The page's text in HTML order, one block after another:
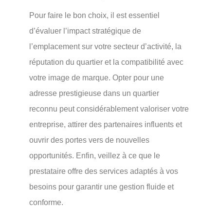
Pour faire le bon choix, il est essentiel
d’évaluer l’impact stratégique de
l’emplacement sur votre secteur d’activité, la
réputation du quartier et la compatibilité avec
votre image de marque. Opter pour une
adresse prestigieuse dans un quartier
reconnu peut considérablement valoriser votre
entreprise, attirer des partenaires influents et
ouvrir des portes vers de nouvelles
opportunités. Enfin, veillez à ce que le
prestataire offre des services adaptés à vos
besoins pour garantir une gestion fluide et
conforme.